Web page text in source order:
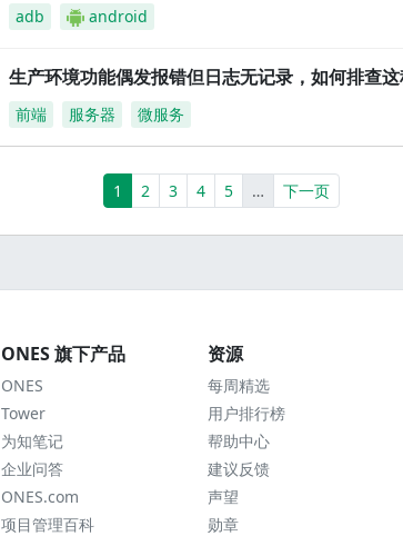
adb android
生产环境功能偶发报错但日志无记录，如何排查
前端 服务器 微服务
1 (current)
2 3 4 5 …More下一页
ONES 旗下产品
ONES
Tower
为知笔记
企业问答
ONES.com
项目管理百科
资源
每周精选
用户排行榜
帮助中心
建议反馈
声望
勋章